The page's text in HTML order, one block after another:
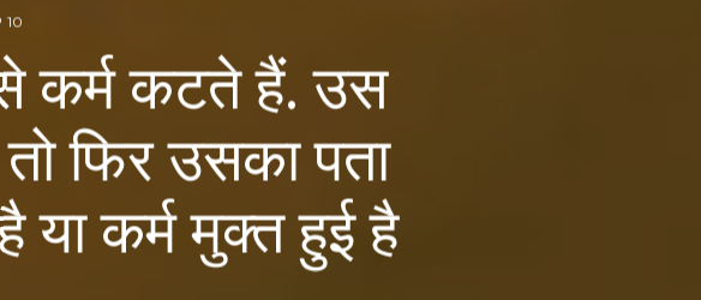
10
कर्म कटते हैं. उस
फिर उसका पता
कर्म मुक्त हुई है